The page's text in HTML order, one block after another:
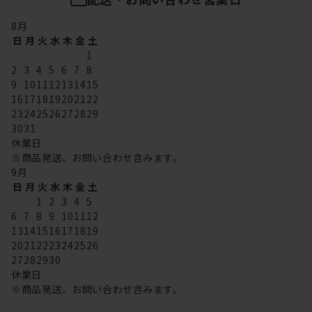
8 月
日 月 火 水 木 金 土
1
2 3 4 5 6 7 8
9
10 11 12 13 14 15
16 17 18 192021 22
23242526272829
3031
休業日
※商品発送、お問い合わせ含みます。
9 月
日 月 火 水 木 金 土
1
2 3 4 5
6 7 8 9 10 11 12
13 14 15 16 17 18 19
2021 2223242526
27282930
休業日
※商品発送、お問い合わせ含みます。